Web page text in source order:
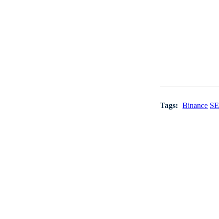
Tags: Binance